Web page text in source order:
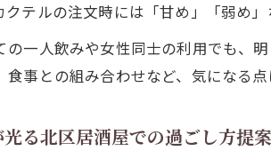
クテルの注文時には「甘め」「弱め
の一人飲みや女性同士の利用でも、
食事との組み合わせなど、気になる
光る北区居酒屋での過ごし方提案